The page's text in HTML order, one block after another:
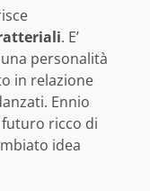
. E’
personalità
in relazione
Ennio
ricco di
idea